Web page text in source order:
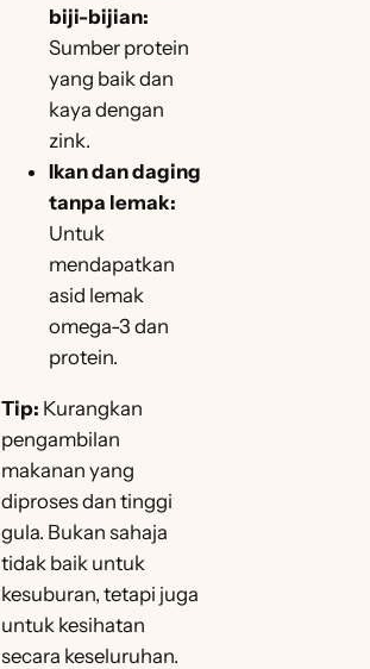
biji-bijian:
Sumber protein
yang baik dan
kaya dengan
zink.
Ikan dan daging
tanpa lemak:
Untuk
mendapatkan
asid lemak
omega-3 dan
protein.
Tip: Kurangkan
pengambilan
makanan yang
diproses dan tinggi
gula. Bukan sahaja
tidak baik untuk
kesuburan, tetapi juga
untuk kesihatan
secara keseluruhan.